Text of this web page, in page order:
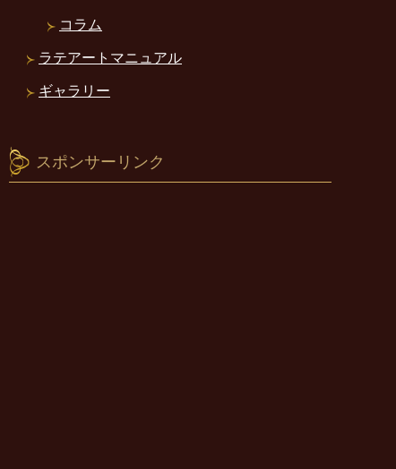
コラム
ラテアートマニュアル
ギャラリー
スポンサーリンク